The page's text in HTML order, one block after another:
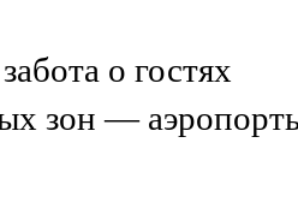
о гостях
зон —